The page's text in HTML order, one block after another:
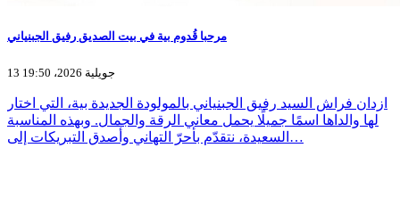
مرحبا قُدوم بية في بيت الصديق رفيق الجبنياني
13 جويلية 2026، 19:50
ازدان فراش السيد رفيق الجبنياني بالمولودة الجديدة بية، التي اختار
لها والداها اسمًا جميلًا يحمل معاني الرقة والجمال. وبهذه المناسبة
السعيدة، نتقدّم بأحرّ التهاني وأصدق التبريكات إلى…